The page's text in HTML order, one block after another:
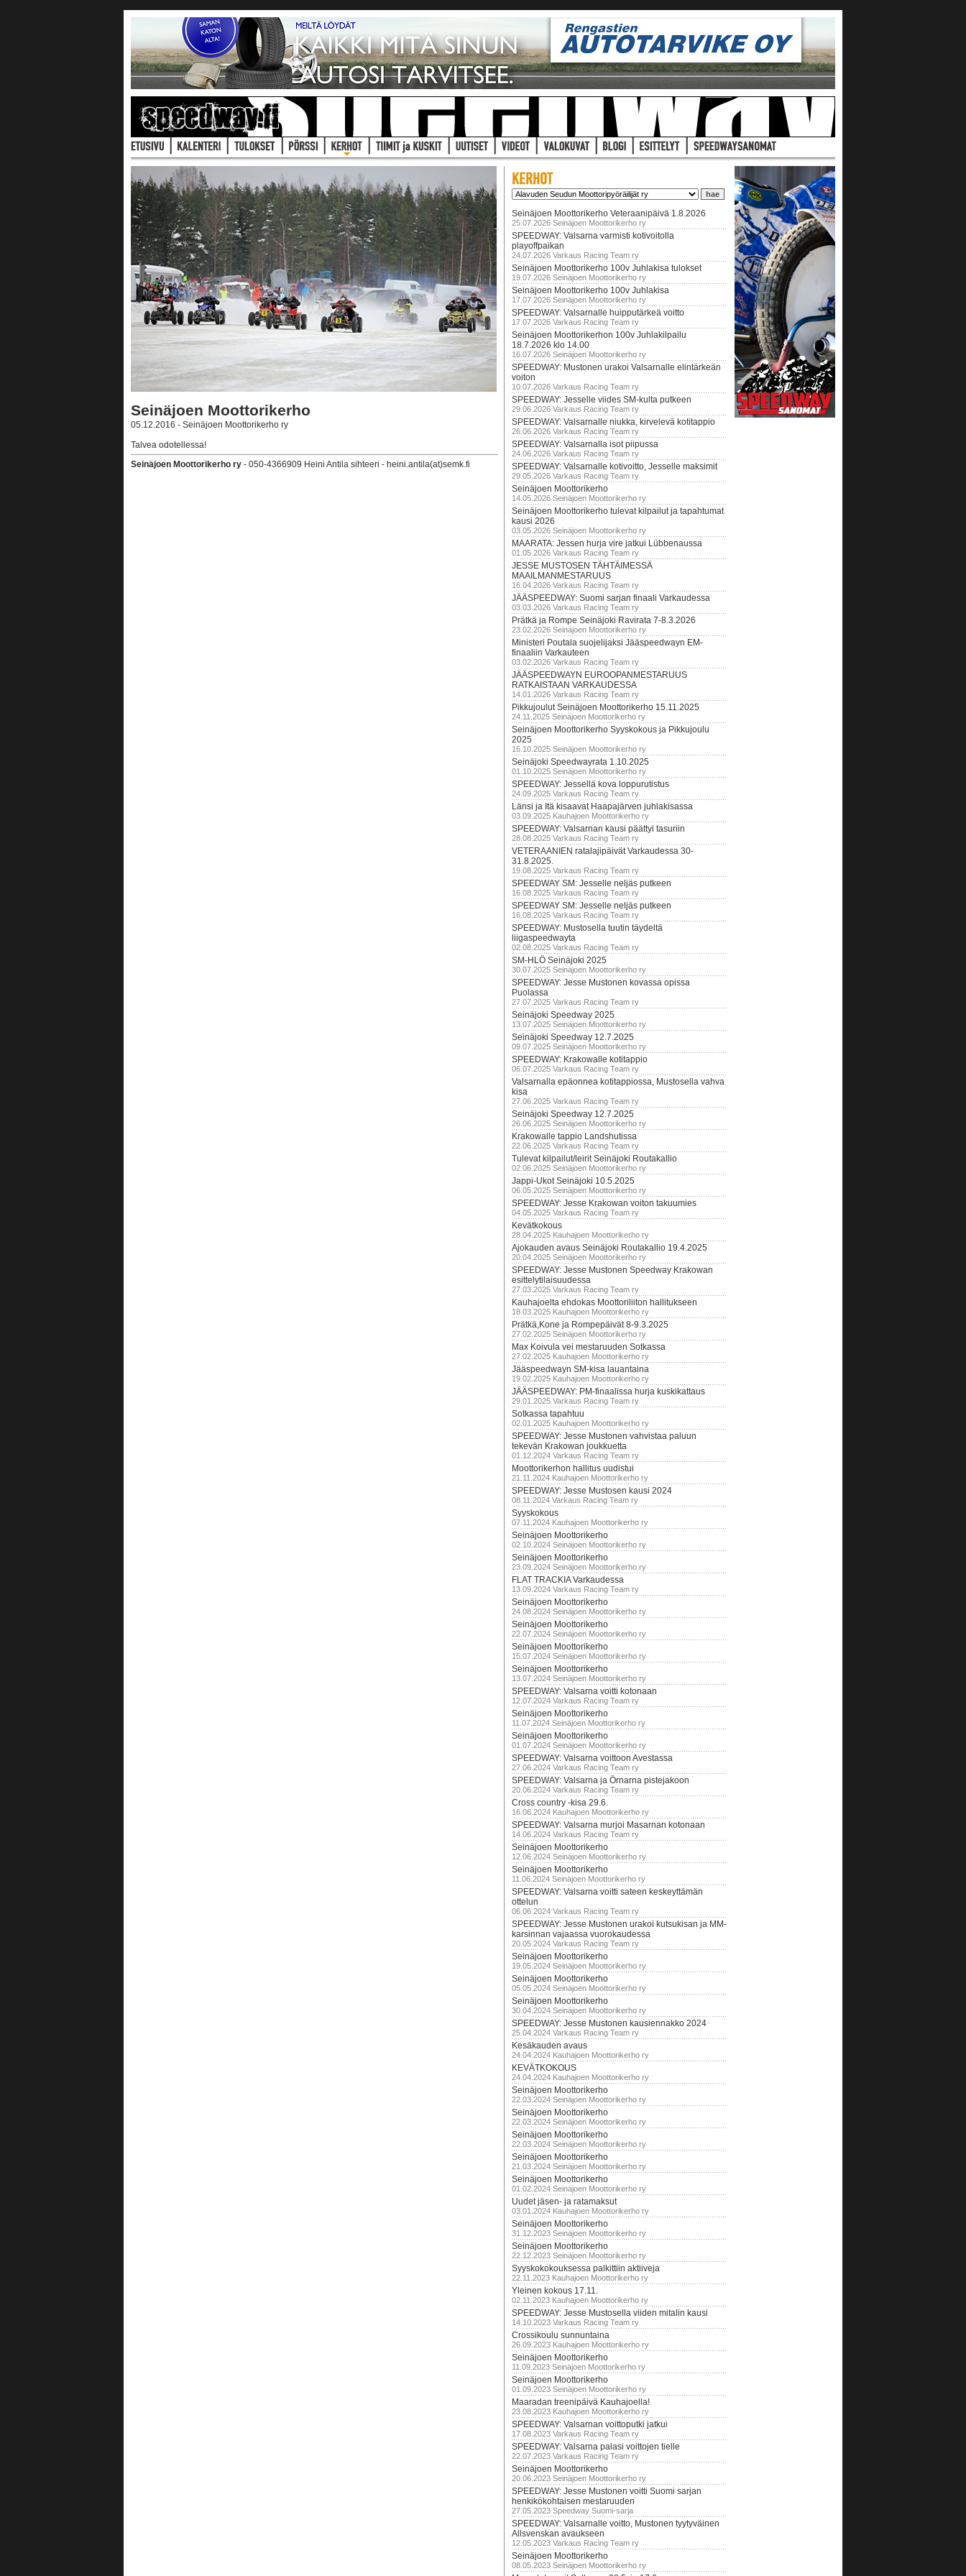
Seinäjoen Moottorikerho
05.12.2016 - Seinäjoen Moottorikerho ry
Talvea odotellessa!
Seinäjoen Moottorikerho ry - 050-4366909 Heini Antila sihteeri - heini.antila(at)semk.fi
Seinäjoen Moottorikerho Veteraanipäivä 1.8.2026
25.07.2026 Seinäjoen Moottorikerho ry
SPEEDWAY: Valsarna varmisti kotivoitolla
playoffpaikan
24.07.2026 Varkaus Racing Team ry
Seinäjoen Moottorikerho 100v Juhlakisa tulokset
19.07.2026 Seinäjoen Moottorikerho ry
Seinäjoen Moottorikerho 100v Juhlakisa
17.07.2026 Seinäjoen Moottorikerho ry
SPEEDWAY: Valsarnalle huipputärkeä voitto
17.07.2026 Varkaus Racing Team ry
Seinäjoen Moottorikerhon 100v Juhlakilpailu
18.7.2026 klo 14.00
16.07.2026 Seinäjoen Moottorikerho ry
SPEEDWAY: Mustonen urakoi Valsarnalle elintärkeän
voiton
10.07.2026 Varkaus Racing Team ry
SPEEDWAY: Jesselle viides SM-kulta putkeen
29.06.2026 Varkaus Racing Team ry
SPEEDWAY: Valsarnalle niukka, kirvelevä kotitappio
26.06.2026 Varkaus Racing Team ry
SPEEDWAY: Valsarnalla isot piipussa
24.06.2026 Varkaus Racing Team ry
SPEEDWAY: Valsarnalle kotivoitto, Jesselle maksimit
29.05.2026 Varkaus Racing Team ry
Seinäjoen Moottorikerho
14.05.2026 Seinäjoen Moottorikerho ry
Seinäjoen Moottorikerho tulevat kilpailut ja tapahtumat
kausi 2026
03.05.2026 Seinäjoen Moottorikerho ry
MAARATA: Jessen hurja vire jatkui Lübbenaussa
01.05.2026 Varkaus Racing Team ry
JESSE MUSTOSEN TÄHTÄIMESSÄ
MAAILMANMESTARUUS
16.04.2026 Varkaus Racing Team ry
JÄÄSPEEDWAY: Suomi sarjan finaali Varkaudessa
03.03.2026 Varkaus Racing Team ry
Prätkä ja Rompe Seinäjoki Ravirata 7-8.3.2026
23.02.2026 Seinäjoen Moottorikerho ry
Ministeri Poutala suojelijaksi Jääspeedwayn EM-
finaaliin Varkauteen
03.02.2026 Varkaus Racing Team ry
JÄÄSPEEDWAYN EUROOPANMESTARUUS
RATKAISTAAN VARKAUDESSA
14.01.2026 Varkaus Racing Team ry
Pikkujoulut Seinäjoen Moottorikerho 15.11.2025
24.11.2025 Seinäjoen Moottorikerho ry
Seinäjoen Moottorikerho Syyskokous ja Pikkujoulu
2025
16.10.2025 Seinäjoen Moottorikerho ry
Seinäjoki Speedwayrata 1.10.2025
01.10.2025 Seinäjoen Moottorikerho ry
SPEEDWAY: Jessellä kova loppurutistus
24.09.2025 Varkaus Racing Team ry
Länsi ja Itä kisaavat Haapajärven juhlakisassa
03.09.2025 Kauhajoen Moottorikerho ry
SPEEDWAY: Valsarnan kausi päättyi tasuriin
28.08.2025 Varkaus Racing Team ry
VETERAANIEN ratalajipäivät Varkaudessa 30-
31.8.2025.
19.08.2025 Varkaus Racing Team ry
SPEEDWAY SM: Jesselle neljäs putkeen
16.08.2025 Varkaus Racing Team ry
SPEEDWAY SM: Jesselle neljäs putkeen
16.08.2025 Varkaus Racing Team ry
SPEEDWAY: Mustosella tuutin täydeltä
liigaspeedwayta
02.08.2025 Varkaus Racing Team ry
SM-HLÖ Seinäjoki 2025
30.07.2025 Seinäjoen Moottorikerho ry
SPEEDWAY: Jesse Mustonen kovassa opissa
Puolassa
27.07.2025 Varkaus Racing Team ry
Seinäjoki Speedway 2025
13.07.2025 Seinäjoen Moottorikerho ry
Seinäjoki Speedway 12.7.2025
09.07.2025 Seinäjoen Moottorikerho ry
SPEEDWAY: Krakowalle kotitappio
06.07.2025 Varkaus Racing Team ry
Valsarnalla epäonnea kotitappiossa, Mustosella vahva
kisa
27.06.2025 Varkaus Racing Team ry
Seinäjoki Speedway 12.7.2025
26.06.2025 Seinäjoen Moottorikerho ry
Krakowalle tappio Landshutissa
22.06.2025 Varkaus Racing Team ry
Tulevat kilpailut/leirit Seinäjoki Routakallio
02.06.2025 Seinäjoen Moottorikerho ry
Jappi-Ukot Seinäjoki 10.5.2025
06.05.2025 Seinäjoen Moottorikerho ry
SPEEDWAY: Jesse Krakowan voiton takuumies
04.05.2025 Varkaus Racing Team ry
Kevätkokous
28.04.2025 Kauhajoen Moottorikerho ry
Ajokauden avaus Seinäjoki Routakallio 19.4.2025
20.04.2025 Seinäjoen Moottorikerho ry
SPEEDWAY: Jesse Mustonen Speedway Krakowan
esittelytilaisuudessa
27.03.2025 Varkaus Racing Team ry
Kauhajoelta ehdokas Moottoriliiton hallitukseen
18.03.2025 Kauhajoen Moottorikerho ry
Prätkä,Kone ja Rompepäivät 8-9.3.2025
27.02.2025 Seinäjoen Moottorikerho ry
Max Koivula vei mestaruuden Sotkassa
27.02.2025 Kauhajoen Moottorikerho ry
Jääspeedwayn SM-kisa lauantaina
19.02.2025 Kauhajoen Moottorikerho ry
JÄÄSPEEDWAY: PM-finaalissa hurja kuskikattaus
29.01.2025 Varkaus Racing Team ry
Sotkassa tapahtuu
02.01.2025 Kauhajoen Moottorikerho ry
SPEEDWAY: Jesse Mustonen vahvistaa paluun
tekevän Krakowan joukkuetta
01.12.2024 Varkaus Racing Team ry
Moottorikerhon hallitus uudistui
21.11.2024 Kauhajoen Moottorikerho ry
SPEEDWAY: Jesse Mustosen kausi 2024
08.11.2024 Varkaus Racing Team ry
Syyskokous
07.11.2024 Kauhajoen Moottorikerho ry
Seinäjoen Moottorikerho
02.10.2024 Seinäjoen Moottorikerho ry
Seinäjoen Moottorikerho
23.09.2024 Seinäjoen Moottorikerho ry
FLAT TRACKIA Varkaudessa
13.09.2024 Varkaus Racing Team ry
Seinäjoen Moottorikerho
24.08.2024 Seinäjoen Moottorikerho ry
Seinäjoen Moottorikerho
22.07.2024 Seinäjoen Moottorikerho ry
Seinäjoen Moottorikerho
15.07.2024 Seinäjoen Moottorikerho ry
Seinäjoen Moottorikerho
13.07.2024 Seinäjoen Moottorikerho ry
SPEEDWAY: Valsarna voitti kotonaan
12.07.2024 Varkaus Racing Team ry
Seinäjoen Moottorikerho
11.07.2024 Seinäjoen Moottorikerho ry
Seinäjoen Moottorikerho
01.07.2024 Seinäjoen Moottorikerho ry
SPEEDWAY: Valsarna voittoon Avestassa
27.06.2024 Varkaus Racing Team ry
SPEEDWAY: Valsarna ja Örnarna pistejakoon
20.06.2024 Varkaus Racing Team ry
Cross country -kisa 29.6.
16.06.2024 Kauhajoen Moottorikerho ry
SPEEDWAY: Valsarna murjoi Masarnan kotonaan
14.06.2024 Varkaus Racing Team ry
Seinäjoen Moottorikerho
12.06.2024 Seinäjoen Moottorikerho ry
Seinäjoen Moottorikerho
11.06.2024 Seinäjoen Moottorikerho ry
SPEEDWAY: Valsarna voitti sateen keskeyttämän
ottelun
06.06.2024 Varkaus Racing Team ry
SPEEDWAY: Jesse Mustonen urakoi kutsukisan ja MM-
karsinnan vajaassa vuorokaudessa
20.05.2024 Varkaus Racing Team ry
Seinäjoen Moottorikerho
19.05.2024 Seinäjoen Moottorikerho ry
Seinäjoen Moottorikerho
05.05.2024 Seinäjoen Moottorikerho ry
Seinäjoen Moottorikerho
30.04.2024 Seinäjoen Moottorikerho ry
SPEEDWAY: Jesse Mustonen kausiennakko 2024
25.04.2024 Varkaus Racing Team ry
Kesäkauden avaus
24.04.2024 Kauhajoen Moottorikerho ry
KEVÄTKOKOUS
24.04.2024 Kauhajoen Moottorikerho ry
Seinäjoen Moottorikerho
22.03.2024 Seinäjoen Moottorikerho ry
Seinäjoen Moottorikerho
22.03.2024 Seinäjoen Moottorikerho ry
Seinäjoen Moottorikerho
22.03.2024 Seinäjoen Moottorikerho ry
Seinäjoen Moottorikerho
21.03.2024 Seinäjoen Moottorikerho ry
Seinäjoen Moottorikerho
01.02.2024 Seinäjoen Moottorikerho ry
Uudet jäsen- ja ratamaksut
03.01.2024 Kauhajoen Moottorikerho ry
Seinäjoen Moottorikerho
31.12.2023 Seinäjoen Moottorikerho ry
Seinäjoen Moottorikerho
22.12.2023 Seinäjoen Moottorikerho ry
Syyskokokouksessa palkittiin aktiiveja
22.11.2023 Kauhajoen Moottorikerho ry
Yleinen kokous 17.11.
02.11.2023 Kauhajoen Moottorikerho ry
SPEEDWAY: Jesse Mustosella viiden mitalin kausi
14.10.2023 Varkaus Racing Team ry
Crossikoulu sunnuntaina
26.09.2023 Kauhajoen Moottorikerho ry
Seinäjoen Moottorikerho
11.09.2023 Seinäjoen Moottorikerho ry
Seinäjoen Moottorikerho
01.09.2023 Seinäjoen Moottorikerho ry
Maaradan treenipäivä Kauhajoella!
23.08.2023 Kauhajoen Moottorikerho ry
SPEEDWAY: Valsarnan voittoputki jatkui
17.08.2023 Varkaus Racing Team ry
SPEEDWAY: Valsarna palasi voittojen tielle
22.07.2023 Varkaus Racing Team ry
Seinäjoen Moottorikerho
20.06.2023 Seinäjoen Moottorikerho ry
SPEEDWAY: Jesse Mustonen voitti Suomi sarjan
henkikökohtaisen mestaruuden
27.05.2023 Speedway Suomi-sarja
SPEEDWAY: Valsarnalle voitto, Mustonen tyytyväinen
Allsvenskan avaukseen
12.05.2023 Varkaus Racing Team ry
Seinäjoen Moottorikerho
08.05.2023 Seinäjoen Moottorikerho ry